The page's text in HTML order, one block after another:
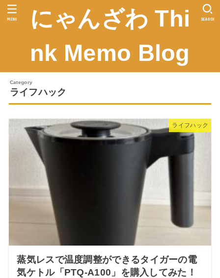
にゃんざわ Thi
nk Memo Blog
SEARCH
MENU
ライフハック
ライフハック
蒸気レスで温度調整ができるタイガーの電
気ケトル「PTQ-A100」を購入してみた！